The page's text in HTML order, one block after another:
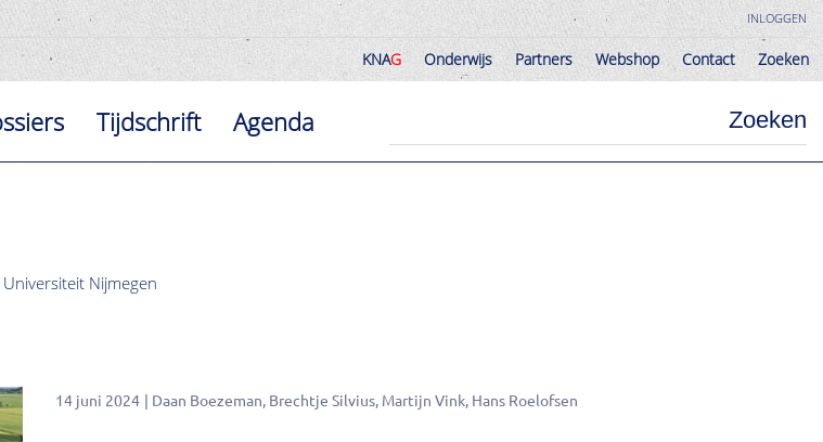
INLOGGEN
KNAG Onderwijs Partners Webshop Contact Zoeken
Tijdschrift Agenda
Nijmegen
14 juni 2024 Daan Boezeman Brechtje Silvius Martijn Vink Hans Roelofsen